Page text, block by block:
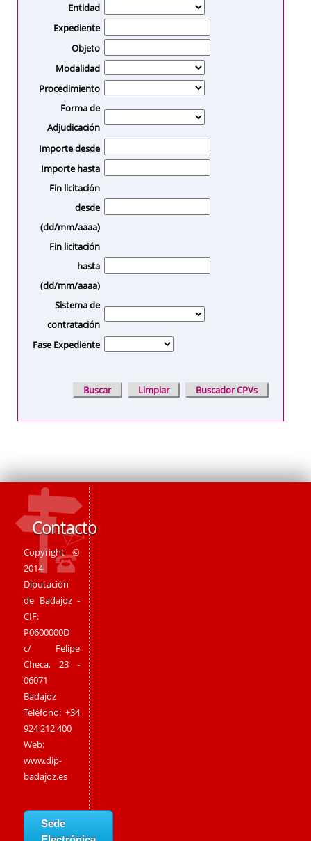
Entidad
Expediente
Objeto
Modalidad
Procedimiento
Forma de
Adjudicación
Importe desde
Importe hasta
Fin licitación
desde
(dd/mm/aaaa)
Fin licitación
hasta
(dd/mm/aaaa)
Sistema de
contratación
Fase Expediente
Contacto
Copyright ©
2014
Diputación
de Badajoz -
CIF:
P0600000D
c/ Felipe
Checa, 23 -
06071
Badajoz
Teléfono: +34
924 212 400
Web:
www.dip-
badajoz.es
Sede